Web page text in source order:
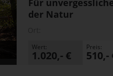
Für
der Natur
Wert:
1.020,- €
Preis:
510,-